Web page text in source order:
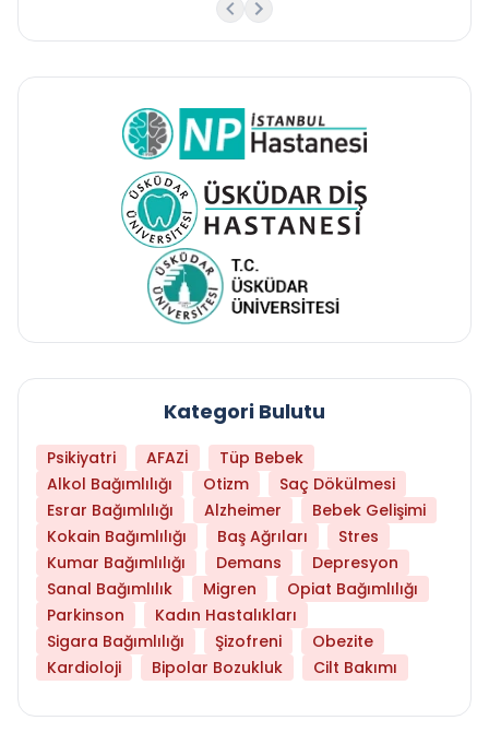
Kategori Bulutu
Psikiyatri AFAZİ
Tüp Bebek
Alkol Bağımlılığı
Otizm
Saç Dökülmesi
Esrar Bağımlılığı
Alzheimer
Bebek Gelişimi
Kokain Bağımlılığı
Baş Ağrıları
Stres
Kumar Bağımlılığı
Demans
Depresyon
Sanal Bağımlılık
Migren
Opiat Bağımlılığı
Parkinson
Kadın Hastalıkları
Sigara Bağımlılığı
Şizofreni
Obezite
Kardioloji
Bipolar Bozukluk Cilt Bakımı